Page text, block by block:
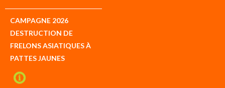
CAMPAGNE 2026
DESTRUCTION DE
FRELONS ASIATIQUES À
PATTES JAUNES